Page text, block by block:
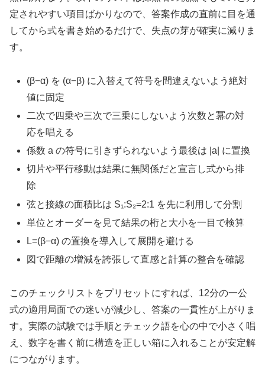
定されやすい項目ばかりなので、答案作成の直前に目を通
してから式を書き始めるだけで、失点の芽が確実に減りま
す。
(β−α) を (α−β) に入替えて符号を間違えないよう絶対
値に固定
二次で四乗や三次で三乗にしないよう次数と冪の対
応を唱える
係数 a の符号に引きずられないよう最後は |a| に置換
切片や平行移動は結果に無関係だと宣言し式から排
除
弦と接線の面積比は S₁:S₂=2:1 を先に利用して分割
単位とオーダーを見て結果の桁と大小を一目で検算
L=(β−α) の置換を導入して展開を避ける
図で距離の増減を誇張して直感と計算の整合を確認
このチェックリストをプリセットにすれば、12分の一公
式の適用局面での迷いが減少し、答案の一貫性が上がりま
す。実際の試験では手順とチェック語を心の中で小さく唱
え、数字を書く前に構造を正しい箱に入れることが安定解
につながります。